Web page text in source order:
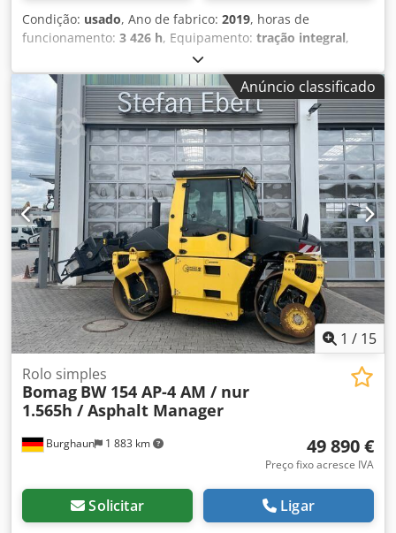
Condição: usado, Ano de fabrico: 2019, horas de
funcionamento: 3 426 h, Equipamento: tração integral,
Número do veículo 12109. Sujeito a erros e venda
intermédia. Chodpfx Aisy T Uh Norea
Anúncio classificado
1 / 15
Burghaun 1 883 km
Rolo simples
Bomag BW 154 AP-4 AM / nur
1.565h / Asphalt Manager
49 890 €
Preço fixo acresce IVA
Solicitar Ligar